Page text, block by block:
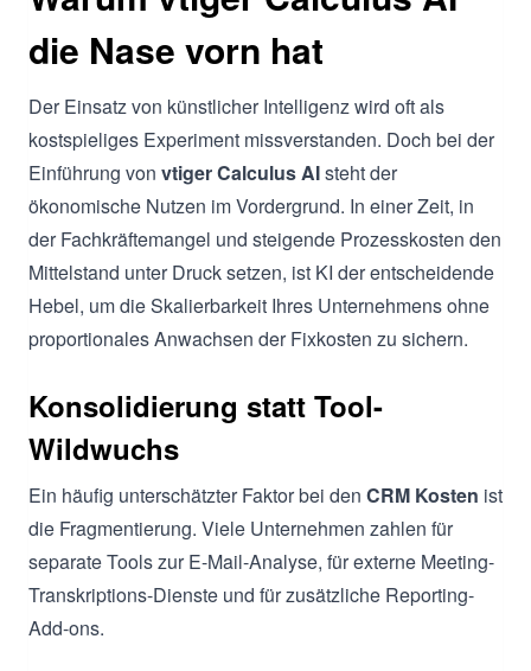
die Nase vorn hat
Der Einsatz von künstlicher Intelligenz wird oft als
kostspieliges Experiment missverstanden. Doch bei der
Einführung von vtiger Calculus AIsteht der
ökonomische Nutzen im Vordergrund. In einer Zeit, in
der Fachkräftemangel und steigende Prozesskosten den
Mittelstand unter Druck setzen, ist KI der entscheidende
Hebel, um die Skalierbarkeit Ihres Unternehmens ohne
proportionales Anwachsen der Fixkosten zu sichern.
Konsolidierung statt Tool-
Wildwuchs
Ein häufig unterschätzter Faktor bei den CRM Kosten ist
die Fragmentierung. Viele Unternehmen zahlen für
separate Tools zur E-Mail-Analyse, für externe Meeting-
Transkriptions-Dienste und für zusätzliche Reporting-
Add-ons.